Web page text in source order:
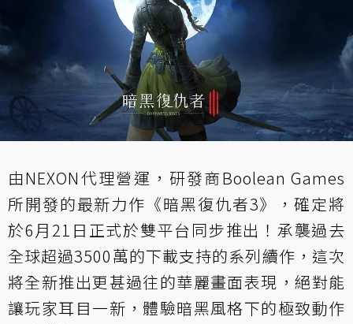
由NEXON代理營運，研發商Boolean Games
所開發的最新力作《暗黑復仇者3》，確定將
於6月21日正式於雙平台同步推出！承襲過去
全球超過3500萬的下載支持的系列續作，這次
將全新推出更甚過往的華麗畫面表現，絕對能
讓玩家耳目一新，體驗暗黑風格下的極致動作